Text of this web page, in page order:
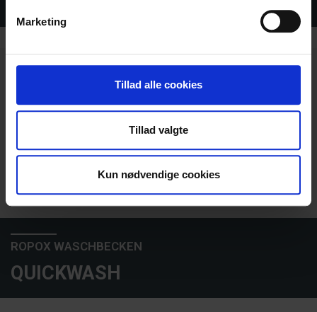
Identificere din enhed baseret på en scanning af
dens unikke karakteristika (fingerprinting)
Vi bruger cookies til at tilpasse vores indhold og
at analysere vores trafik. Vi deler også oplysninger om
din brug af vores hjemmeside med vores partnere inden
for sociale medier, annonceringspartnere og
data med andre oplysninger, du har givet dem, eller som
de har indsamlet fra din brug af deres tjenester.
Marketing
Tillad alle cookies
Tillad valgte
Kun nødvendige cookies
ROPOX WASCHBECKEN
QUICKWASH